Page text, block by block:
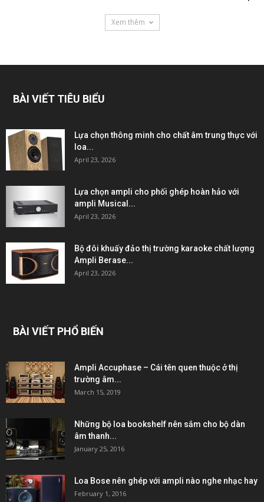
Xem thêm
BÀI VIẾT TIÊU BIỂU
Lựa chọn thông minh cho chất âm trung thực với
loa...
April 23, 2026
Lựa chọn ampli cho phối ghép hoàn hảo với
ampli Musical...
April 23, 2026
Bộ đôi khuấy đảo thị trường karaoke chất lượng
Ampli Berase...
April 23, 2026
BÀI VIẾT PHỔ BIẾN
Ampli Accuphase – Cái tên quen thuộc ở thị
trường âm...
March 15, 2019
Những bộ loa bookshelf nên sắm cho bộ dàn
âm thanh...
January 25, 2016
Loa Bose nên ghép với ampli nào nghe nhạc hay
February 1, 2016